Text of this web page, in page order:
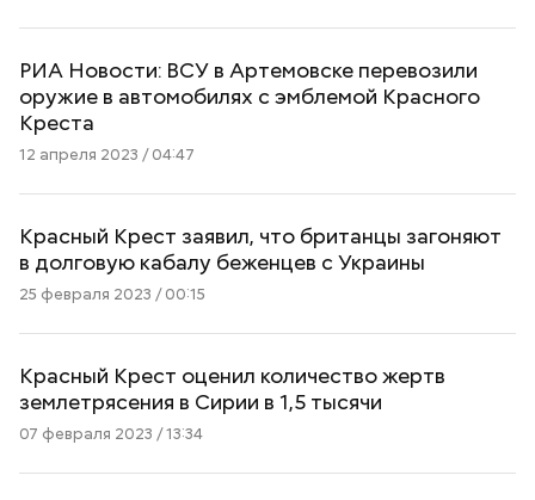
РИА Новости: ВСУ в Артемовске перевозили
оружие в автомобилях с эмблемой Красного
Креста
12 апреля 2023 / 04:47
Красный Крест заявил, что британцы загоняют
в долговую кабалу беженцев с Украины
25 февраля 2023 / 00:15
Красный Крест оценил количество жертв
землетрясения в Сирии в 1,5 тысячи
07 февраля 2023 / 13:34